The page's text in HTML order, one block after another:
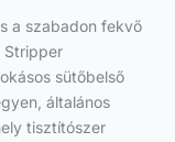
a szabadon fekvő
Stripper
sütőbelső
általános
tisztítószer